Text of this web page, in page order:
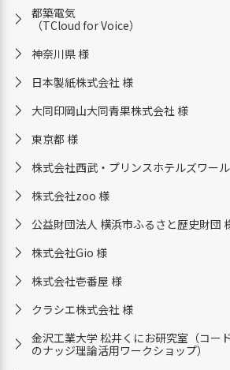
都築電気
（TCloud for Voice）
神奈川県 様
日本製紙株式会社 様
大同印岡山大同青果株式会社 様
東京都 様
株式会社西武・プリンスホテルズワー
株式会社zoo 様
公益財団法人 横浜市ふるさと歴史財団
株式会社Gio 様
株式会社壱番屋 様
クラシエ株式会社 様
金沢工業大学 松井くにお研究室（コー
のナッジ理論活用ワークショップ）